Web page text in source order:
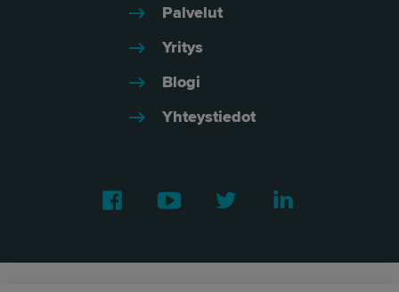
Palvelut
Yritys
Blogi
Yhteystiedot
Facebook Youtube Twitter